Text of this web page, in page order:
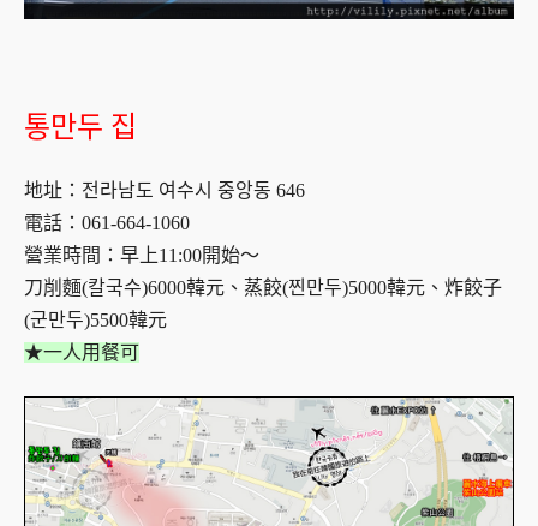
통만두 집
地址：전라남도 여수시 중앙동 646
電話：061-664-1060
營業時間：早上11:00開始～
刀削麵(칼국수)6000韓元、蒸餃(찐만두)5000韓元、炸餃子
(군만두)5500韓元
★一人用餐可